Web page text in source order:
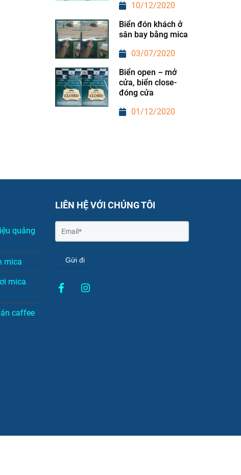
quảng
mica
mica
caffee
LIÊN HỆ VỚI CHÚNG TÔI
Gửi đi
10/12/2020
Biển đón khách ở
sân bay bằng mica
03/07/2020
Biển open – mở
cửa, biển close-
đóng cửa
01/12/2020